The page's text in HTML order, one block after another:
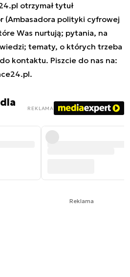
otrzymał tytuł
(Ambasadora polityki cyfrowej
Was nurtują; pytania, na
tematy, o których trzeba
kontaktu. Piszcie do nas na:
.
REKLAMA
Reklama